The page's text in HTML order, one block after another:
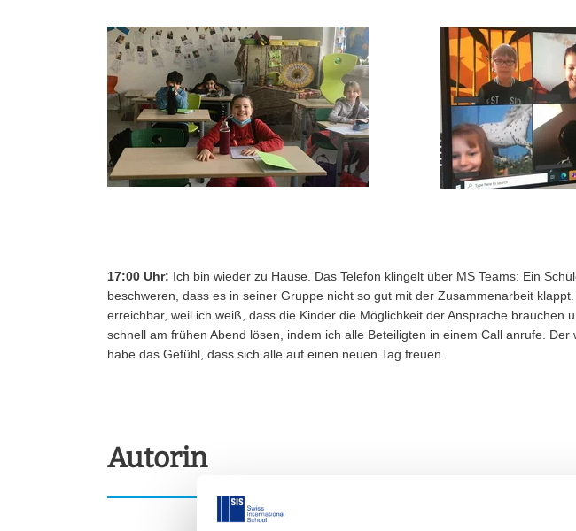
17:00 Uhr: Ich bin wieder zu Hause. Das Telefon klingelt über MS Teams: Ein
beschweren, dass es in seiner Gruppe nicht so gut mit der Zusammenarbeit
erreichbar, weil ich weiß, dass die Kinder die Möglichkeit der Ansprache brauchen
schnell am frühen Abend lösen, indem ich alle Beteiligten in einem Call anrufe.
habe das Gefühl, dass sich alle auf einen neuen Tag freuen.
Autorin